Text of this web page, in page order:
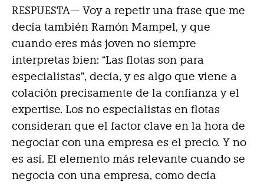
RESPUESTA— Voy a repetir una frase que me
decía también Ramón Mampel, y que
cuando eres más joven no siempre
interpretas bien: “Las flotas son para
especialistas”, decía, y es algo que viene a
colación precisamente de la confianza y el
expertise. Los no especialistas en flotas
consideran que el factor clave en la hora de
negociar con una empresa es el precio. Y no
es así. El elemento más relevante cuando se
negocia con una empresa, como decía